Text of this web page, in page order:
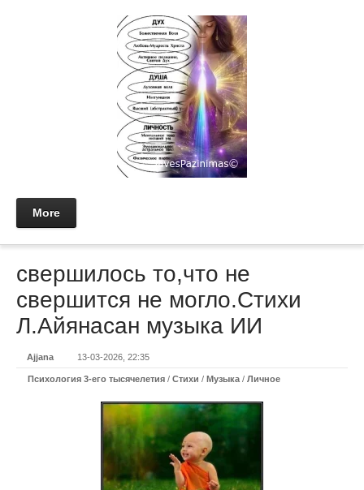
More
свершилось то,что не
свершится не могло.Стихи
Л.Айянасан музыка ИИ
Ajjana 13-03-2026, 22:35
Психология 3-его тысячелетия / Стихи / Музыка / Личное